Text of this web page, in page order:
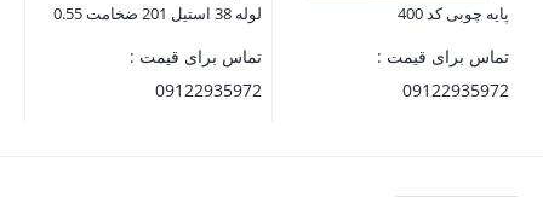
پایه چوبی کد 400
تماس برای قیمت :
09122935972
لوله 38 استیل 201 ضخامت 0.55
تماس برای قیمت :
09122935972